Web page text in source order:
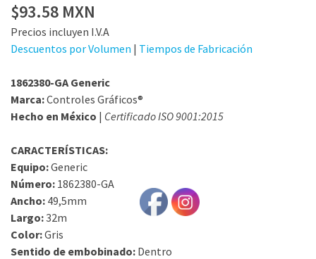
$93.58 MXN
Precios incluyen I.V.A
Descuentos por Volumen | Tiempos de Fabricación
1862380-GA Generic
Marca:Controles Gráficos®
Hecho en México | Certificado ISO 9001:2015
CARACTERÍSTICAS:
Equipo:Generic
Número: 1862380-GA
Ancho: 49,5mm
Largo:32m
Color:Gris
Sentido de embobinado: Dentro